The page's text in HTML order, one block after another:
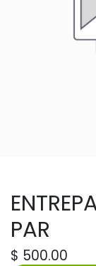
PAR
$ 500.00